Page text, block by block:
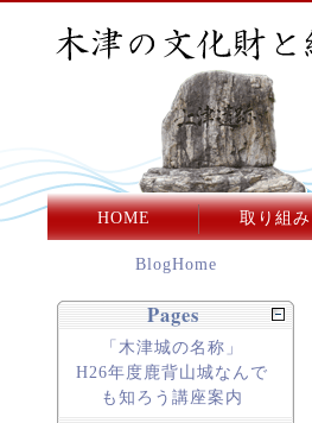
HOME 取り組み
BlogHome
Pages
「木津城の名称」
H26年度鹿背山城なんで
も知ろう講座案内